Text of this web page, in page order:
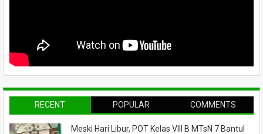
RECENT POPULAR COMMENTS
Meski Hari Libur, POT Kelas VIII B MTsN 7 Bantul